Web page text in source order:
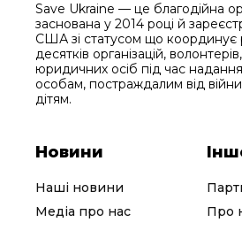
Save Ukraine — це благодійна
заснована у 2014 році й
США зі статусом що координує
десятків організацій,
юридичних осіб під час
особам, постраждалим від
дітям.
Новини
Наші новини
Медіа про нас
Про